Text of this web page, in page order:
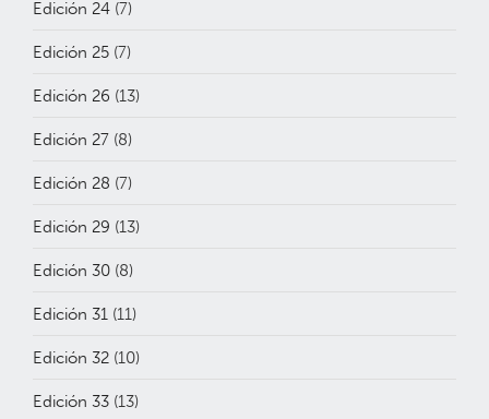
Edición 24 (7)
Edición 25 (7)
Edición 26 (13)
Edición 27 (8)
Edición 28 (7)
Edición 29 (13)
Edición 30 (8)
Edición 31 (11)
Edición 32 (10)
Edición 33 (13)